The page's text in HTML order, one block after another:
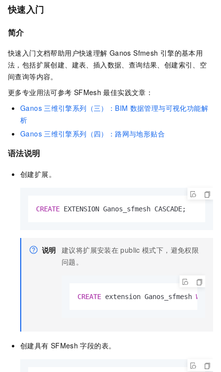
快速入门
简介
快速入门文档帮助用户快速理解 Ganos Sfmesh 引擎的基本用
法，包括扩展创建、建表、插入数据、查询结果、创建索引、空
间查询等内容。
更多专业用法可参考 SFMesh 最佳实践文章：
Ganos 三维引擎系列（三）：BIM 数据管理与可视化功能解
析
Ganos 三维引擎系列（四）：路网与地形贴合
语法说明
创建扩展。
CREATE EXTENSION Ganos_sfmesh CASCADE;
说明 建议将扩展安装在 public 模式下，避免权限
问题。
CREATE extension Ganos_sfmesh WITH
创建具有 SFMesh 字段的表。